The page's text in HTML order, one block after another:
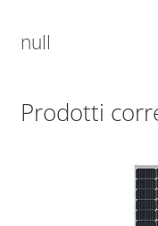
null
Prodotti